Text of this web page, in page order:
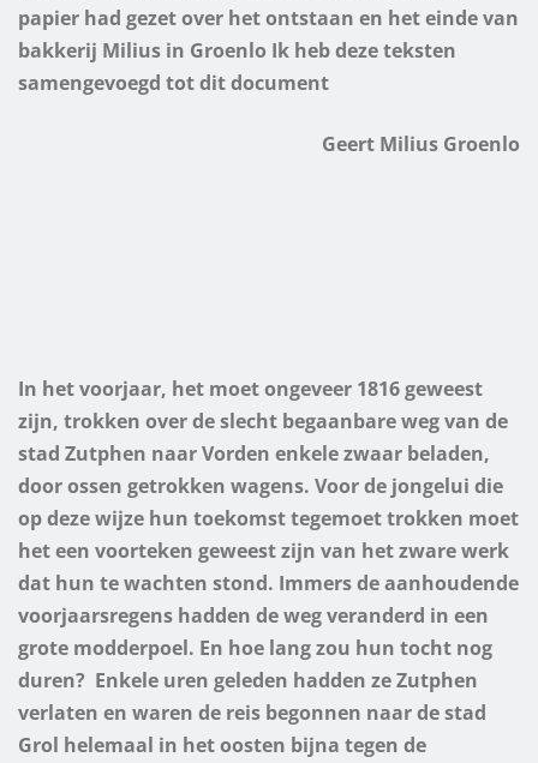
papier had gezet over het ontstaan en het einde van
bakkerij Milius in Groenlo Ik heb deze teksten
samengevoegd tot dit document
Geert Milius Groenlo
In het voorjaar, het moet ongeveer 1816 geweest
zijn, trokken over de slecht begaanbare weg van de
stad Zutphen naar Vorden enkele zwaar beladen,
door ossen getrokken wagens. Voor de jongelui die
op deze wijze hun toekomst tegemoet trokken moet
het een voorteken geweest zijn van het zware werk
dat hun te wachten stond. Immers de aanhoudende
voorjaarsregens hadden de weg veranderd in een
grote modderpoel. En hoe lang zou hun tocht nog
duren? Enkele uren geleden hadden ze Zutphen
verlaten en waren de reis begonnen naar de stad
Grol helemaal in het oosten bijna tegen de